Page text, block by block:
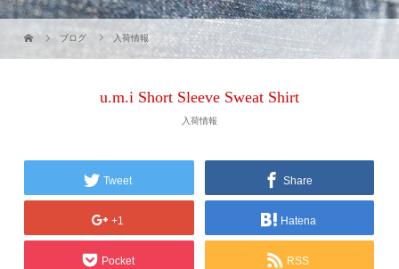
ブログ 入荷情報
u.m.i Short Sleeve Sweat Shirt
入荷情報
Tweet Share
+1 Hatena
Pocket RSS